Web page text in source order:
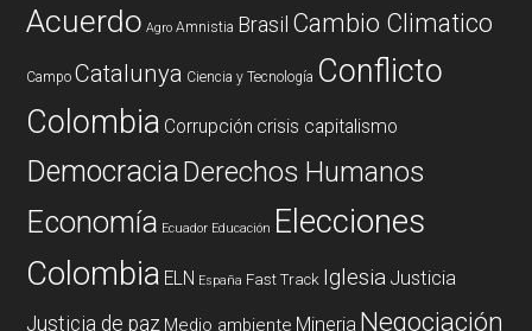
Acuerdo Agro Amnistia Brasil Cambio Climatico
Campo Catalunya Ciencia y Tecnología Conflicto
Colombia Corrupción crisis capitalismo
DemocraciaDerechos Humanos
Economía Ecuador Educación Elecciones
Colombia ELN España Fast Track Iglesia Justicia
Justicia de paz Medio ambiente Mineria Negociación